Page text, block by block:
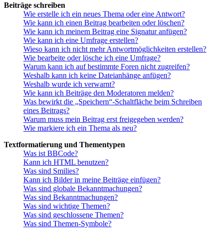
Beiträge schreiben
Wie erstelle ich ein neues Thema oder eine Antwort?
Wie kann ich einen Beitrag bearbeiten oder löschen?
Wie kann ich meinem Beitrag eine Signatur anfügen?
Wie kann ich eine Umfrage erstellen?
Wieso kann ich nicht mehr Antwortmöglichkeiten erstellen?
Wie bearbeite oder lösche ich eine Umfrage?
Warum kann ich auf bestimmte Foren nicht zugreifen?
Weshalb kann ich keine Dateianhänge anfügen?
Weshalb wurde ich verwarnt?
Wie kann ich Beiträge den Moderatoren melden?
Was bewirkt die „Speichern“-Schaltfläche beim Schreiben
eines Beitrags?
Warum muss mein Beitrag erst freigegeben werden?
Wie markiere ich ein Thema als neu?
Textformatierung und Thementypen
Was ist BBCode?
Kann ich HTML benutzen?
Was sind Smilies?
Kann ich Bilder in meine Beiträge einfügen?
Was sind globale Bekanntmachungen?
Was sind Bekanntmachungen?
Was sind wichtige Themen?
Was sind geschlossene Themen?
Was sind Themen-Symbole?